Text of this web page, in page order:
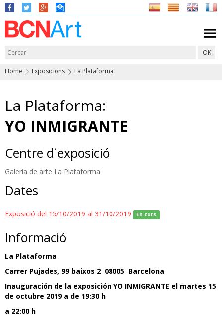
Home Exposicions La Plataforma
La Plataforma:
YO INMIGRANTE
Centre d´exposició
Galería de arte La Plataforma
Dates
Exposició del 15/10/2019 al 31/10/2019 En curs
Informació
La Plataforma
Carrer Pujades, 99 baixos 2 08005 Barcelona
Inauguración de la exposición YO INMIGRANTE el martes 15
de octubre 2019 a de 19:30 h
a 22:00 h